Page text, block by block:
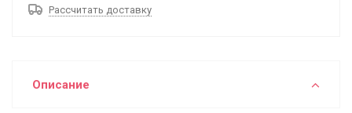
Рассчитать доставку
Описание